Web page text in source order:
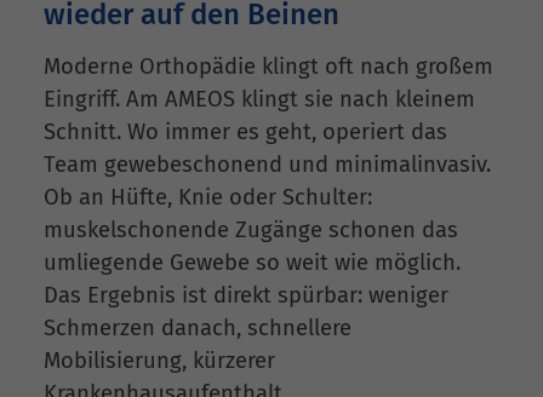
wieder auf den Beinen
Moderne Orthopädie klingt oft nach großem
Eingriff. Am AMEOS klingt sie nach kleinem
Schnitt. Wo immer es geht, operiert das
Team gewebeschonend und minimalinvasiv.
Ob an Hüfte, Knie oder Schulter:
muskelschonende Zugänge schonen das
umliegende Gewebe so weit wie möglich.
Das Ergebnis ist direkt spürbar: weniger
Schmerzen danach, schnellere
Mobilisierung, kürzerer